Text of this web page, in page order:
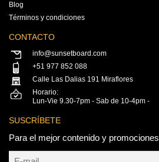
Blog
Términos y condiciones
CONTACTO
info@sunsetboard.com
+51 977 852 088
Calle Las Dalias 191 Miraflores
Horario:
Lun-Vie 9.30-7pm - Sab de 10-4pm -
SUSCRÍBETE
Para el mejor contenido y promociones